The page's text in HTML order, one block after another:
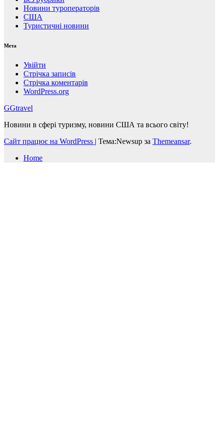
Новини туроператорів
США
Туристичні новини
Мета
Увійти
Стрічка записів
Стрічка коментарів
WordPress.org
GGtravel
Новини в сфері туризму, новини США та всього світу!
Сайт працює на WordPress | Тема:Newsup за Themeansar.
Home